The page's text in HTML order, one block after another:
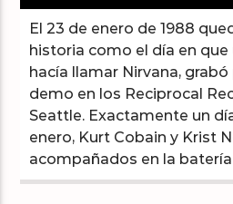
El 23 de enero de 1988
historia como el día en que
hacía llamar Nirvana,
demo en los Reciprocal
Seattle. Exactamente un
enero, Kurt Cobain y Krist
acompañados en la